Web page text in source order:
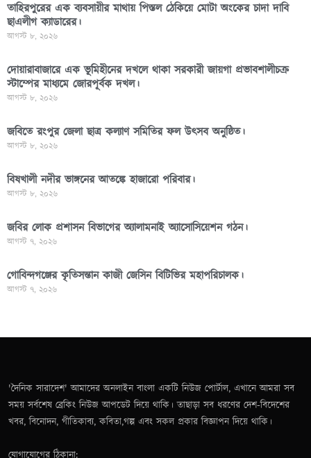
তাহিরপুরের এক ব্যবসায়ীর মাথায় পিস্তল ঠেকিয়ে মোটা অংকের চাদা দাবি
ছাএলীগ ক্যাডারের।
আগস্ট ৮, ২০২৬
দোয়ারাবাজারে এক ভূমিহীনের দখলে থাকা সরকারী জায়গা প্রভাবশালীচক্র
স্টাম্পের মাধ্যমে জোরপূর্বক দখল।
আগস্ট ৮, ২০২৬
জবিতে রংপুর জেলা ছাত্র কল্যাণ সমিতির ফল উৎসব অনুষ্ঠিত।
আগস্ট ৮, ২০২৬
বিষখালী নদীর ভাঙ্গনের আতঙ্কে হাজারো পরিবার।
আগস্ট ৮, ২০২৬
জবির লোক প্রশাসন বিভাগের অ্যালামনাই অ্যাসোসিয়েশন গঠন।
আগস্ট ৭, ২০২৬
গোবিন্দগঞ্জের কৃতিসন্তান কাজী জেসিন বিটিভির মহাপরিচালক।
আগস্ট ৭, ২০২৬
'দৈনিক সারাদেশ' আমাদের অনলাইন বাংলা একটি নিউজ পোর্টাল, এখানে আমরা সব
সময় সর্বশেষ ব্রেকিং নিউজ আপডেট দিয়ে থাকি। তাছাড়া সব ধরণের দেশ-বিদেশের
খবর, বিনোদন, গীতিকাব্য, কবিতা,গল্প এবং সকল প্রকার বিজ্ঞাপন দিয়ে থাকি।